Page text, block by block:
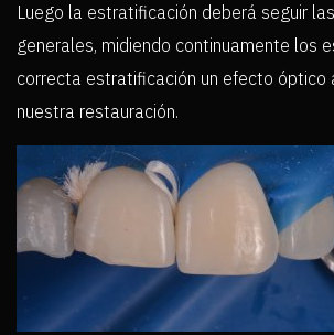
Luego la estratificación deberá seguir
generales, midiendo continuamente los
correcta estratificación un efecto óptico
nuestra restauración.